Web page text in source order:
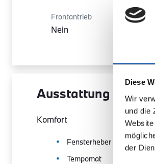
Diese
Wir
und die
der
Frontantrieb
Nein
Sitze
Ausstattung
Komfort
Fensterheber
Tempomat